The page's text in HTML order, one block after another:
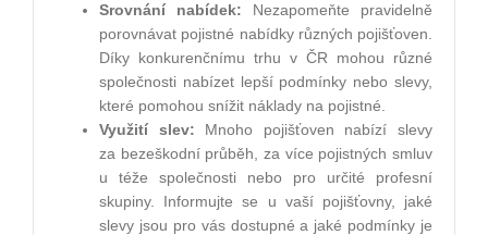
Srovnání nabídek: Nezapomeňte pravidelně
porovnávat pojistné nabídky různých pojišťoven.
Díky konkurenčnímu trhu v ČR mohou různé
společnosti nabízet lepší podmínky nebo slevy,
které pomohou snížit náklady na pojistné.
Využití slev: Mnoho pojišťoven nabízí slevy
za bezeškodní průběh, za více pojistných smluv
u téže společnosti nebo pro určité profesní
skupiny. Informujte se u vaší pojišťovny, jaké
slevy jsou pro vás dostupné a jaké podmínky je